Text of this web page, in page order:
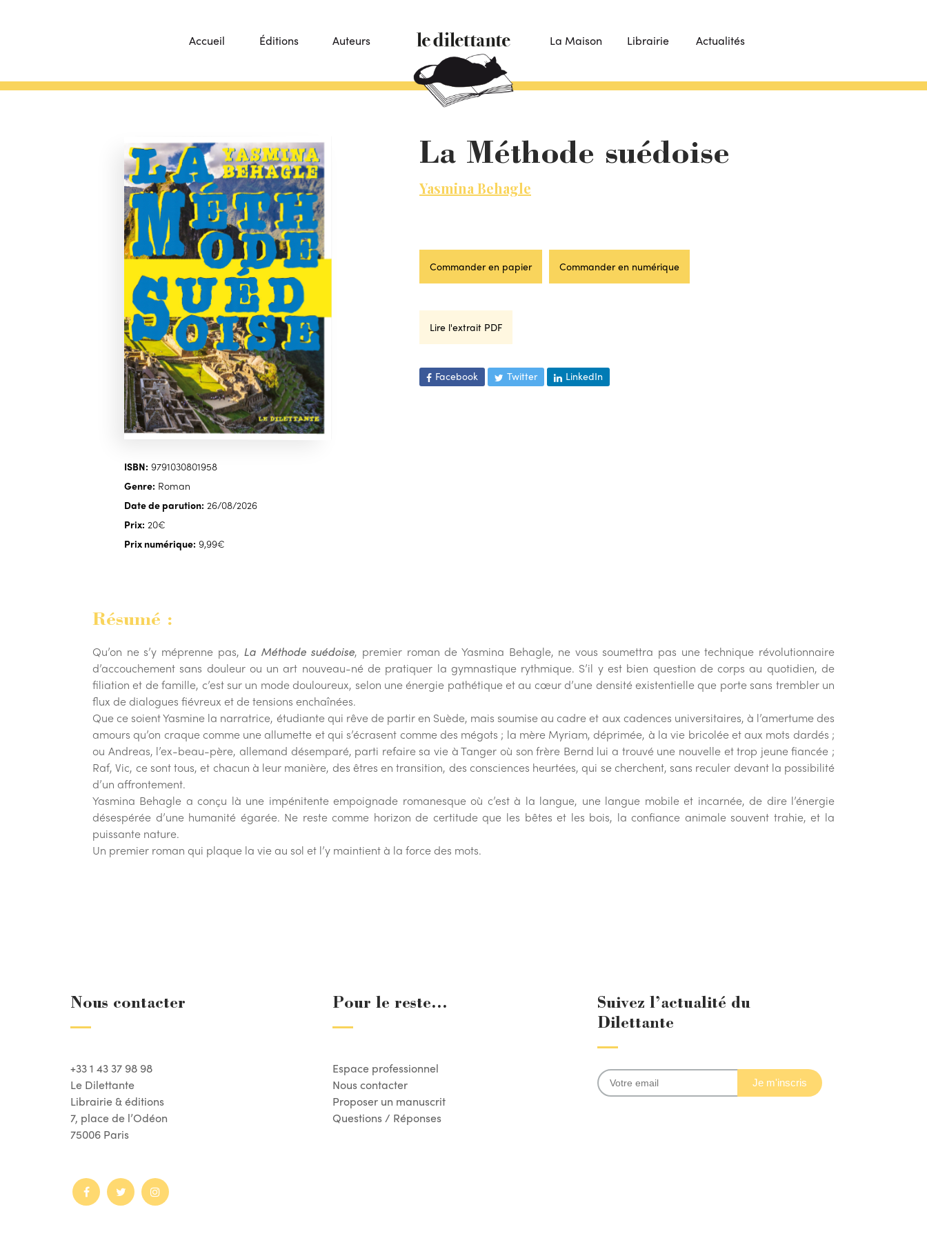
Accueil Éditions Auteurs La Maison Librairie Actualités
ISBN: 9791030801958
Genre: Roman
Date de parution: 26/08/2026
Prix: 20€
Prix numérique: 9,99€
La Méthode suédoise
Yasmina Behagle
Commander en papier Commander en numérique
Lire l'extrait PDF
Facebook Twitter LinkedIn
Résumé :
Qu’on ne s’y méprenne pas, La Méthode suédoise, premier roman de Yasmina Behagle, ne vous soumettra pas une technique révolutionnaire
d’accouchement sans douleur ou un art nouveau-né de pratiquer la gymnastique rythmique. S’il y est bien question de corps au quotidien, de
filiation et de famille, c’est sur un mode douloureux, selon une énergie pathétique et au cœur d’une densité existentielle que porte sans trembler un
flux de dialogues fiévreux et de tensions enchaînées.
Que ce soient Yasmine la narratrice, étudiante qui rêve de partir en Suède, mais soumise au cadre et aux cadences universitaires, à l’amertume des
amours qu’on craque comme une allumette et qui s’écrasent comme des mégots ; la mère Myriam, déprimée, à la vie bricolée et aux mots dardés ;
ou Andreas, l’ex-beau-père, allemand désemparé, parti refaire sa vie à Tanger où son frère Bernd lui a trouvé une nouvelle et trop jeune fiancée ;
Raf, Vic, ce sont tous, et chacun à leur manière, des êtres en transition, des consciences heurtées, qui se cherchent, sans reculer devant la possibilité
d’un affrontement.
Yasmina Behagle a conçu là une impénitente empoignade romanesque où c’est à la langue, une langue mobile et incarnée, de dire l’énergie
désespérée d’une humanité égarée. Ne reste comme horizon de certitude que les bêtes et les bois, la confiance animale souvent trahie, et la
puissante nature.
Un premier roman qui plaque la vie au sol et l’y maintient à la force des mots.
Nous contacter
+33 1 43 37 98 98
Le Dilettante
Librairie & éditions
7, place de l’Odéon
75006 Paris
Pour le reste...
Espace professionnel
Nous contacter
Proposer un manuscrit
Questions / Réponses
Suivez l’actualité du
Dilettante